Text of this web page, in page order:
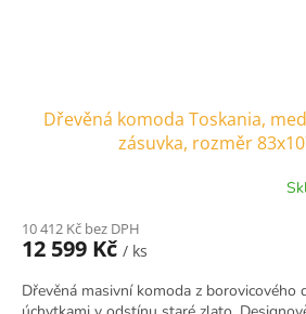
Dřevěná komoda Toskania,
zásuvka, rozměr
10 412 Kč bez DPH
12 599 Kč / ks
Dřevěná masivní komoda z borovicového